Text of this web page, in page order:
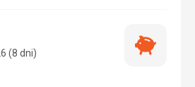
(8 dni)
Najlepsza